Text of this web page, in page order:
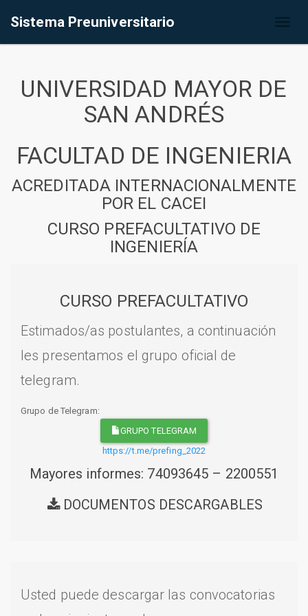
Sistema Preuniversitario
UNIVERSIDAD MAYOR DE
SAN ANDRÉS
FACULTAD DE INGENIERIA
ACREDITADA INTERNACIONALMENTE
POR EL CACEI
CURSO PREFACULTATIVO DE
INGENIERÍA
CURSO PREFACULTATIVO
Estimados/as postulantes, a continuación
les presentamos el grupo oficial de
telegram.
Grupo de Telegram:
GRUPO TELEGRAM
https://t.me/prefing_2022
Mayores informes: 74093645 – 2200551
DOCUMENTOS DESCARGABLES
Usted puede descargar las convocatorias